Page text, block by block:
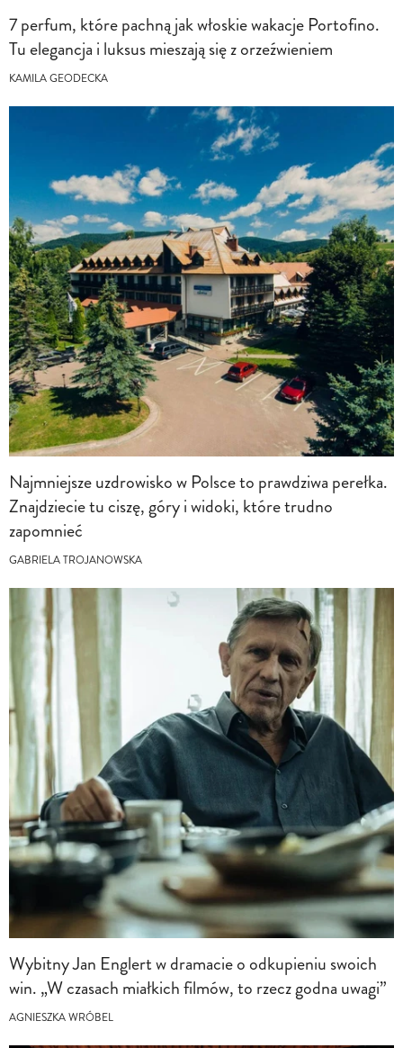
7 perfum, które pachną jak włoskie wakacje Portofino.
Tu elegancja i luksus mieszają się z orzeźwieniem
KAMILA GEODECKA
Najmniejsze uzdrowisko w Polsce to prawdziwa perełka.
Znajdziecie tu ciszę, góry i widoki, które trudno
zapomnieć
GABRIELA TROJANOWSKA
Wybitny Jan Englert w dramacie o odkupieniu swoich
win. „W czasach miałkich filmów, to rzecz godna uwagi”
AGNIESZKA WRÓBEL